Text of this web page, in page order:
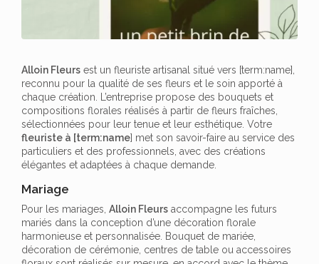
Alloin Fleurs est un fleuriste artisanal situé vers [term:name],
reconnu pour la qualité de ses fleurs et le soin apporté à
chaque création. L’entreprise propose des bouquets et
compositions florales réalisés à partir de fleurs fraîches,
sélectionnées pour leur tenue et leur esthétique. Votre
fleuriste à [term:name] met son savoir-faire au service des
particuliers et des professionnels, avec des créations
élégantes et adaptées à chaque demande.
Mariage
Pour les mariages, Alloin Fleurs accompagne les futurs
mariés dans la conception d’une décoration florale
harmonieuse et personnalisée. Bouquet de mariée,
décoration de cérémonie, centres de table ou accessoires